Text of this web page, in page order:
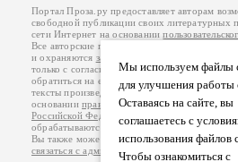
Мы используем файлы
для улучшения работы
Оставаясь на сайте, вы
соглашаетесь с
использования файлов
Чтобы ознакомиться с
Портал Проза.ру предоставляет авторам
свободной публикации своих литературных
сети Интернет на основании
Все авторские права на произведения
и охраняются законом
. Перепечатка
только с согласия его автора, к которому вы
обратиться на его авторской странице.
тексты произведений авторы несут
основанииправил публикациии
Российской Федерации
обрабатываются на основанииПолитики
Вы также можете посмотреть более
связаться с администрацией